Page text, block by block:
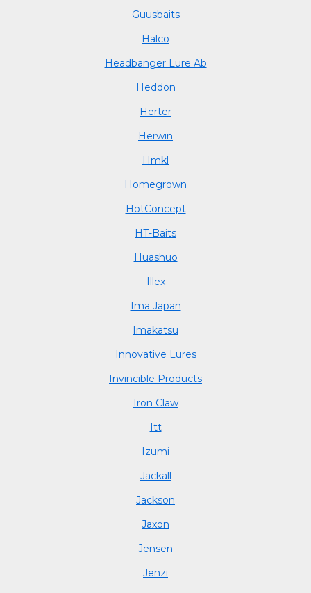
Guusbaits
Halco
Headbanger Lure Ab
Heddon
Herter
Herwin
Hmkl
Homegrown
HotConcept
HT-Baits
Huashuo
Illex
Ima Japan
Imakatsu
Innovative Lures
Invincible Products
Iron Claw
Itt
Izumi
Jackall
Jackson
Jaxon
Jensen
Jenzi